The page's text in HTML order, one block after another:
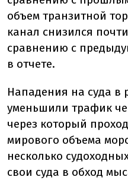
объем транзитной
канал снизился
сравнению с
в отчете.
Нападения на суда в
уменьшили трафик
через который
мирового объема
несколько
свои суда в обход